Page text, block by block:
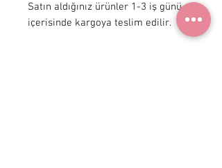
Satın aldığınız ürünler 1-3 iş günü
içerisinde kargoya teslim edilir.